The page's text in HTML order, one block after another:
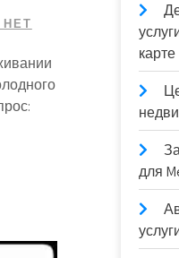
карте
для